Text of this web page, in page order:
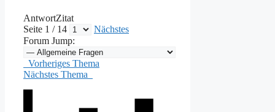
AntwortZitat
Seite 1 / 14
Nächstes
Forum Jump:
Vorheriges Thema
Nächstes Thema